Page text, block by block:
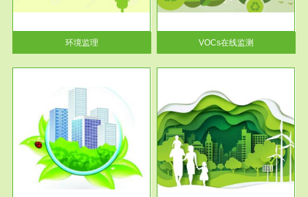
环境监理
治“十二五”规划》有机废气净化
率达...
VOCs在线监测
服务范围
政府/园区级VOCs综合管控服务
根据《石化行业挥发性有机物综
合整治方案》文件要求，到2017